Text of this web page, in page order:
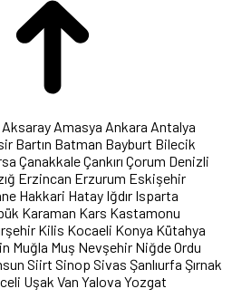
Aksaray Amasya Ankara Antalya
Bartın Batman Bayburt Bilecik
ÇanakkaleÇankırı Çorum Denizli
Erzincan Erzurum Eskişehir
Hakkari Hatay Iğdır Isparta
Karaman Kars Kastamonu
Kilis Kocaeli Konya Kütahya
Muğla Muş Nevşehir NiğdeOrdu
Siirt Sinop Sivas Şanlıurfa Şırnak
Uşak Van Yalova Yozgat